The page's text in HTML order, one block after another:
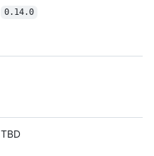
0.14.0
TBD